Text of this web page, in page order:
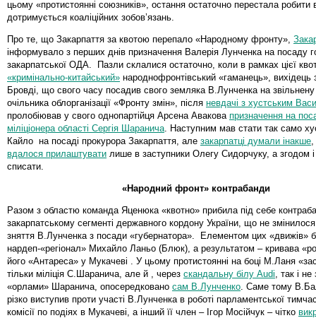
цьому «протистоянні союзників», остання остаточно перестала
дотримується коаліційних зобов’язань.
Про те, що Закарпаття за квотою перепало «Народному фронту»,
інформувало з перших днів призначення Валерія Лунченка на посаду
закарпатської ОДА. Пазли склалися остаточно, коли в рамках цієї
«кримінально-китайський» народнофронтівський «гаманець», вихідець
Бровді, що свого часу посадив свого земляка В.Лунченка на
очільника облорганізації «Фронту змін», після невдачі з хустським
пролобіював у свого однопартійця Арсена Авакова призначення на
міліціонера області Сергія Шаранича . Наступним мав стати так само
Кайло на посаді прокурора Закарпаття, але закарпатці думали інакше
вдалося прилаштувати лише в заступники Олегу Сидорчуку, а згодом і
списати.
«Народний фронт» контрабанди
Разом з областю команда Яценюка «квотно» прибила під себе
закарпатському сегменті державного кордону України, що не змінилося
зняття В.Лунченка з посади «губернатора». Елементом цих «движів»
нардеп-«регіонал» Михайло Ланьо (Блюк), а результатом – кривава
його «Антареса» у Мукачеві . У цьому протистоянні на боці М.Ланя
тільки міліція С.Шаранича, але й , через скандальну білу Audi , так і
«орлами» Шаранича, опосередковано сам В.Лунченко . Саме тому
різко виступив проти участі В.Лунченка в роботі парламентської
комісії по подіях в Мукачеві, а інший її член – Ігор Мосійчук – чітко